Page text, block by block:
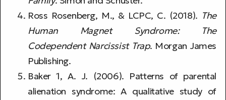
Ross Rosenberg, M., & LCPC, C. (2018). The
Human Magnet Syndrome: The
Codependent Narcissist Trap. Morgan James
Publishing.
Baker 1, A. J. (2006). Patterns of parental
alienation syndrome: A qualitative study of